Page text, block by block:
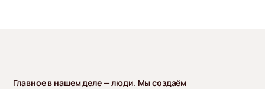
Главное в нашем деле — люди. Мы создаём